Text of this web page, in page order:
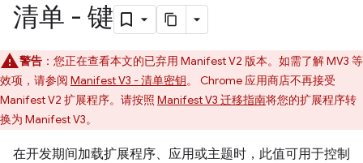
清单 - 键
警告 ：您正在查看本文的已弃用 Manifest V2 版本。如需了解 MV3 等
效项，请参阅 Manifest V3 - 清单密钥。 Chrome 应用商店不再接受
Manifest V2 扩展程序。请按照 Manifest V3 迁移指南将您的扩展程序转
换为 Manifest V3。
在开发期间加载扩展程序、应用或主题时，此值可用于控制